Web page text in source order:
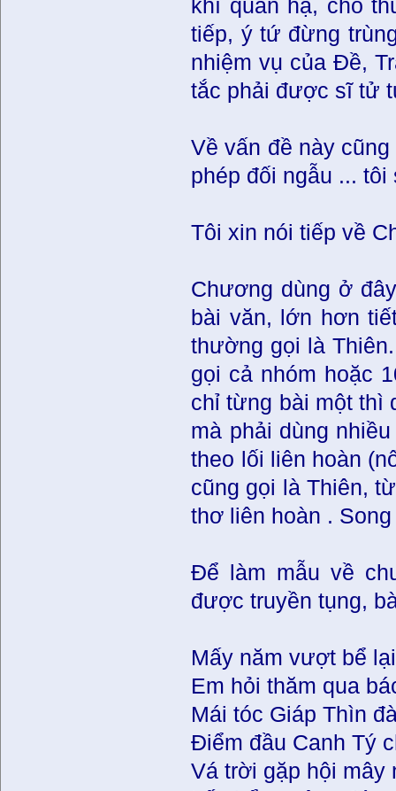
khí quán hạ, cho
tiếp, ý tứ đừng
nhiệm vụ của Ðề,
tắc phải được sĩ tử
Về vấn đề này
phép đối ngẫu ...
Tôi xin nói tiếp về
Chương dùng ở
bài văn, lớn hơn
thường gọi là
gọi cả nhóm hoặc
chỉ từng bài một thì
mà phải dùng
theo lối liên hoàn
cũng gọi là Thiên,
thơ liên hoàn .
Ðể làm mẫu về
được truyền tụng,
Mấy năm vượt bể
Em hỏi thăm qua
Mái tóc Giáp Thìn
Ðiểm đầu Canh Tý
Vá trời gặp hội mây